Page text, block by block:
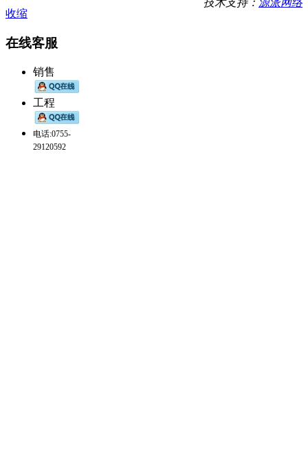
技术支持： 源派网络
收缩
在线客服
销售
工程
电话:0755-
29120592